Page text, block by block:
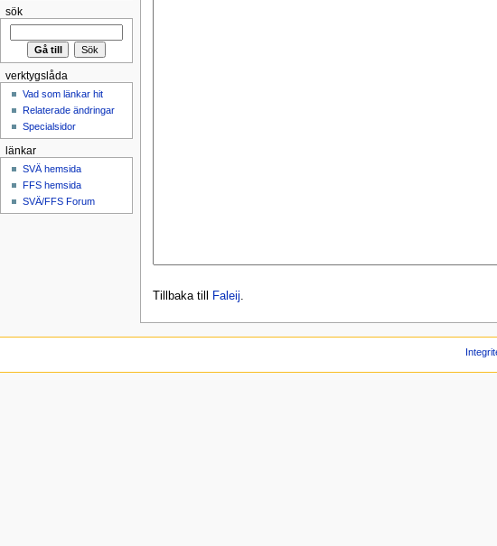
Tillbaka till Faleij.
sök
verktygslåda
Vad som länkar hit
Relaterade ändringar
Specialsidor
länkar
SVÄ hemsida
FFS hemsida
SVÄ/FFS Forum